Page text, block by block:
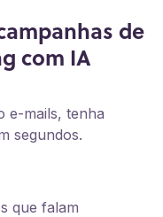
de
com IA
e-mails, tenha
segundos.
que falam